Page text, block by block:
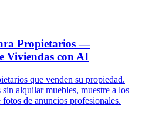
Propietarios —
Viviendas con AI
que venden su propiedad.
alquilar muebles, muestre a los
de anuncios profesionales.